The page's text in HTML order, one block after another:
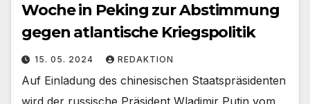
Woche in Peking zur Abstimmung
gegen atlantische Kriegspolitik
15. 05. 2024 REDAKTION
Auf Einladung des chinesischen Staatspräsidenten